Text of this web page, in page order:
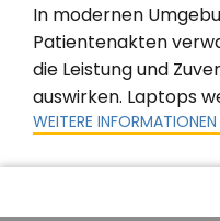
In modernen
Patientenakten
die Leistung und
auswirken. Laptops
WEITERE INFORMATIONEN